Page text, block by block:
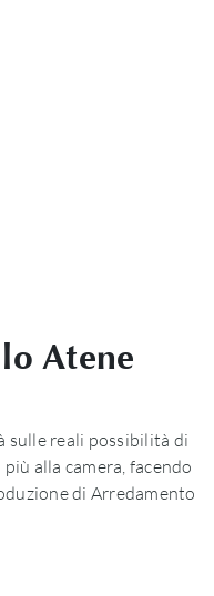
Atene
sulle reali possibilità di
alla camera, facendo
di Arredamento